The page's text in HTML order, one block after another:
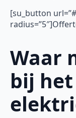
[su_button
Waar
bij